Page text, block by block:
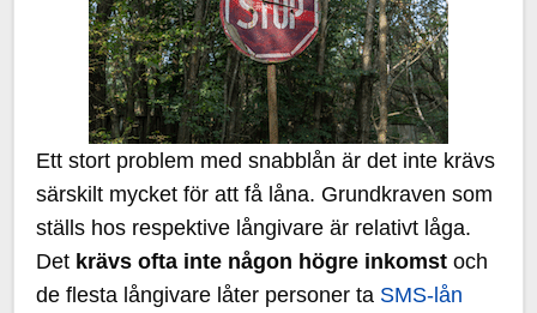
Ett stort problem med snabblån är det inte krävs
särskilt mycket för att få låna. Grundkraven som
ställs hos respektive långivare är relativt låga.
Det krävs ofta inte någon högre inkomst och
de flesta långivare låter personer ta SMS-lån